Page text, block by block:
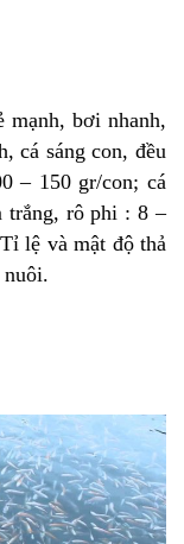
mạnh, bơi nhanh,
cá sáng con, đều
– 150 gr/con; cá
trắng, rô phi : 8 –
lệ và mật độ thả
nuôi.